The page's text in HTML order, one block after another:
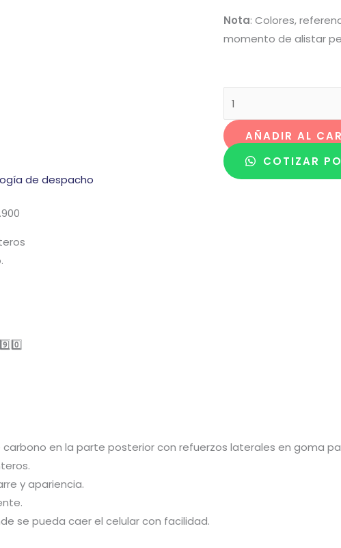
Nota: Colores,
momento de alistar
AÑADIR AL
COTIZAR
de despacho
en la parte posterior con refuerzos laterales en goma
y apariencia.
se pueda caer el celular con facilidad.